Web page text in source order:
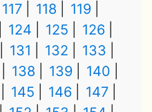
117 118
119
124 125
126
131 132
133
138 139
140
145 146
147